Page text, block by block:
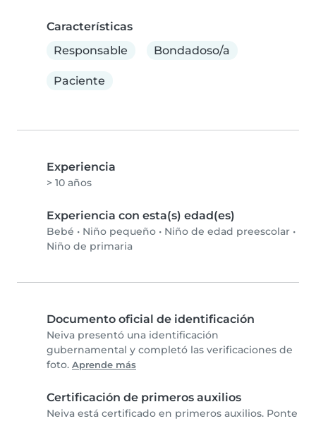
Características
Responsable
Bondadoso/a
Paciente
Experiencia
> 10 años
Experiencia con esta(s) edad(es)
Bebé • Niño pequeño • Niño de edad preescolar •
Niño de primaria
Documento oficial de identificación
Neiva presentó una identificación
gubernamental y completó las verificaciones de
foto. Aprende más
Certificación de primeros auxilios
Neiva está certificado en primeros auxilios. Ponte